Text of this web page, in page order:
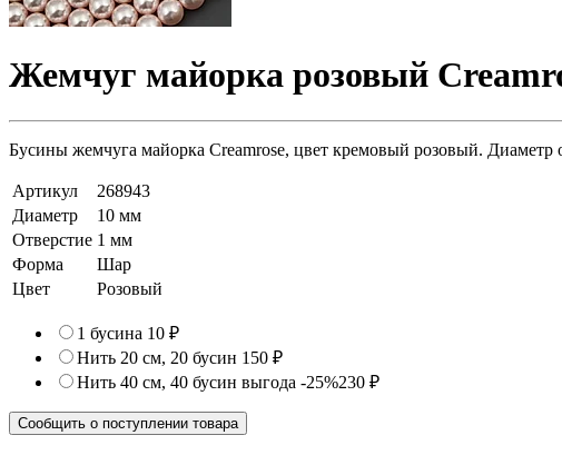
Жемчуг майорка розовый
Бусины жемчуга майорка Creamrose, цвет кремовый розовый. Диаметр
Артикул
268943
Диаметр
10 мм
Отверстие 1 мм
Форма
Шар
Цвет
Розовый
1 бусина 10 ₽
Нить 20 см, 20 бусин 150 ₽
Нить 40 см, 40 бусин выгода -25%230 ₽
Сообщить о поступлении товара